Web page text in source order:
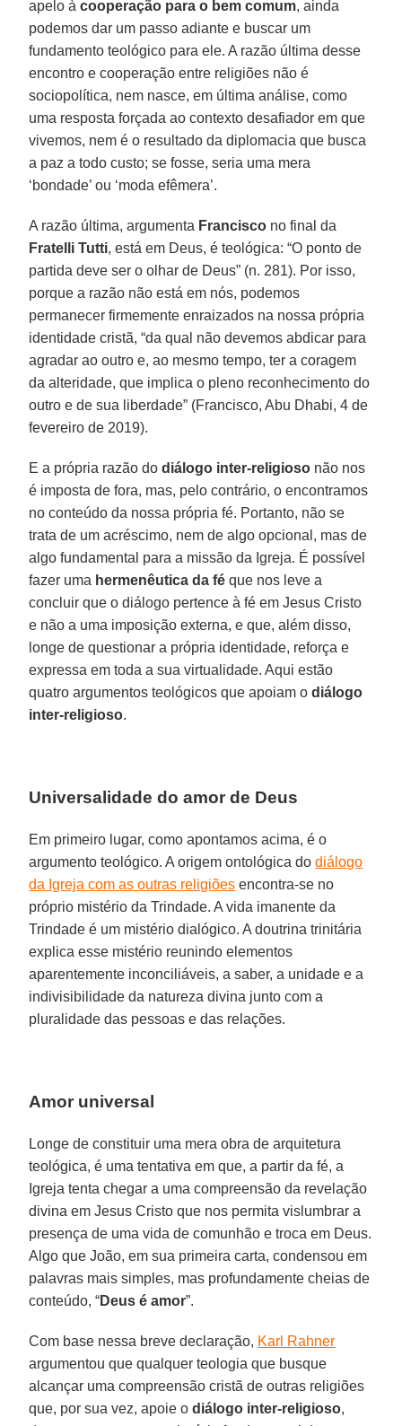
apelo àcooperação para o bem comum, ainda
podemos dar um passo adiante e buscar um
fundamento teológico para ele. A razão última desse
encontro e cooperação entre religiões não é
sociopolítica, nem nasce, em última análise, como
uma resposta forçada ao contexto desafiador em que
vivemos, nem é o resultado da diplomacia que busca
a paz a todo custo; se fosse, seria uma mera
‘bondade’ ou ‘moda efêmera’.
A razão última, argumenta Francisco no final da
Fratelli Tutti, está em Deus, é teológica: “O ponto de
partida deve ser o olhar de Deus” (n. 281). Por isso,
porque a razão não está em nós, podemos
permanecer firmemente enraizados na nossa própria
identidade cristã, “da qual não devemos abdicar para
agradar ao outro e, ao mesmo tempo, ter a coragem
da alteridade, que implica o pleno reconhecimento do
outro e de sua liberdade” (Francisco, Abu Dhabi, 4 de
fevereiro de 2019).
E a própria razão dodiálogo inter-religioso não nos
é imposta de fora, mas, pelo contrário, o encontramos
no conteúdo da nossa própria fé. Portanto, não se
trata de um acréscimo, nem de algo opcional, mas de
algo fundamental para a missão da Igreja. É possível
fazer uma hermenêutica da fé que nos leve a
concluir que o diálogo pertence à fé em Jesus Cristo
e não a uma imposição externa, e que, além disso,
longe de questionar a própria identidade, reforça e
expressa em toda a sua virtualidade. Aqui estão
quatro argumentos teológicos que apoiam odiálogo
inter-religioso.
Universalidade do amor de Deus
Em primeiro lugar, como apontamos acima, é o
argumento teológico. A origem ontológica dodiálogo
da Igreja com as outras religiões encontra-se no
próprio mistério da Trindade. A vida imanente da
Trindade é um mistério dialógico. A doutrina trinitária
explica esse mistério reunindo elementos
aparentemente inconciliáveis, a saber, a unidade e a
indivisibilidade da natureza divina junto com a
pluralidade das pessoas e das relações.
Amor universal
Longe de constituir uma mera obra de arquitetura
teológica, é uma tentativa em que, a partir da fé, a
Igreja tenta chegar a uma compreensão da revelação
divina em Jesus Cristo que nos permita vislumbrar a
presença de uma vida de comunhão e troca em Deus.
Algo que João, em sua primeira carta, condensou em
palavras mais simples, mas profundamente cheias de
conteúdo, “Deus é amor”.
Com base nessa breve declaração, Karl Rahner
argumentou que qualquer teologia que busque
alcançar uma compreensão cristã de outras religiões
que, por sua vez, apoie odiálogo inter-religioso,